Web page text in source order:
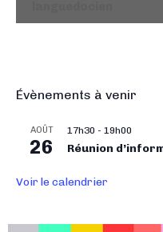
i
v
Évènements à venir
AOÛT
26
17h30 - 19h00
Réunion
Voir le calendrier